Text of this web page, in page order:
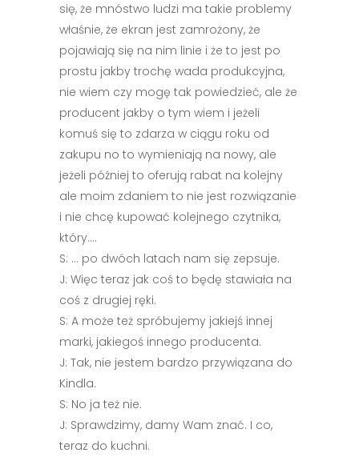
się, że mnóstwo ludzi ma takie problemy
właśnie, że ekran jest zamrożony, że
pojawiają się na nim linie i że to jest po
prostu jakby trochę wada produkcyjna,
nie wiem czy mogę tak powiedzieć, ale że
producent jakby o tym wiem i jeżeli
komuś się to zdarza w ciągu roku od
zakupu no to wymieniają na nowy, ale
jeżeli później to oferują rabat na kolejny
ale moim zdaniem to nie jest rozwiązanie
i nie chcę kupować kolejnego czytnika,
który….
S: … po dwóch latach nam się zepsuje.
J: Więc teraz jak coś to będę stawiała na
coś z drugiej ręki.
S: A może też spróbujemy jakiejś innej
marki, jakiegoś innego producenta.
J: Tak, nie jestem bardzo przywiązana do
Kindla.
S: No ja też nie.
J: Sprawdzimy, damy Wam znać. I co,
teraz do kuchni.